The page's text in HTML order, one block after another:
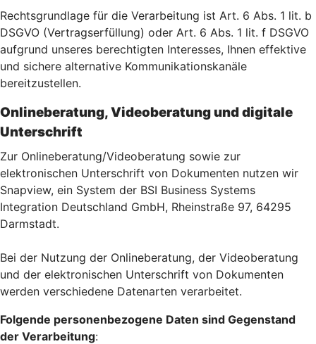
Rechtsgrundlage für die Verarbeitung ist Art. 6 Abs. 1 lit. b
DSGVO (Vertragserfüllung) oder Art. 6 Abs. 1 lit. f DSGVO
aufgrund unseres berechtigten Interesses, Ihnen effektive
und sichere alternative Kommunikationskanäle
bereitzustellen.
Onlineberatung, Videoberatung und digitale
Unterschrift
Zur Onlineberatung/Videoberatung sowie zur
elektronischen Unterschrift von Dokumenten nutzen wir
Snapview, ein System der BSI Business Systems
Integration Deutschland GmbH, Rheinstraße 97, 64295
Darmstadt.
Bei der Nutzung der Onlineberatung, der Videoberatung
und der elektronischen Unterschrift von Dokumenten
werden verschiedene Datenarten verarbeitet.
Folgende personenbezogene Daten sind Gegenstand
der Verarbeitung: